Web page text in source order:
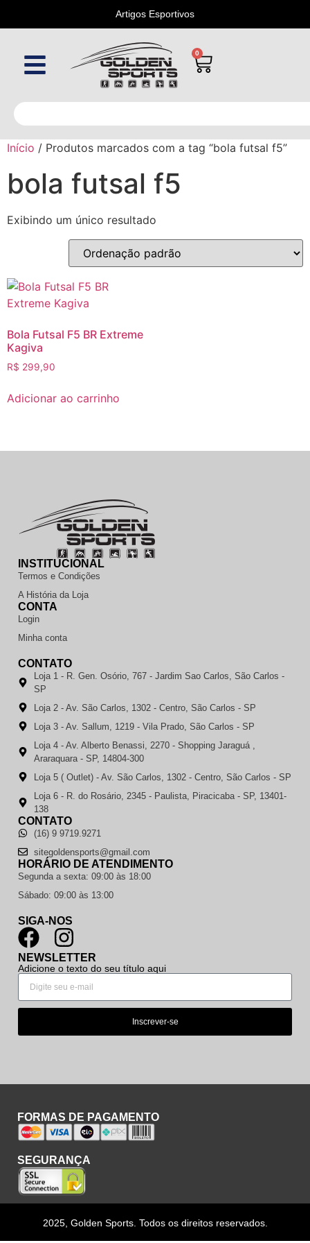
Artigos Esportivos
0
Início / Produtos marcados com a tag “bola futsal f5”
bola futsal f5
Exibindo um único resultado
Bola Futsal F5 BR Extreme
Kagiva
R$ 299,90
Adicionar ao carrinho
INSTITUCIONAL
Termos e Condições
A História da Loja
CONTA
Login
Minha conta
CONTATO
Loja 1 - R. Gen. Osório, 767 - Jardim Sao Carlos, São Carlos -
SP
Loja 2 - Av. São Carlos, 1302 - Centro, São Carlos - SP
Loja 3 - Av. Sallum, 1219 - Vila Prado, São Carlos - SP
Loja 4 - Av. Alberto Benassi, 2270 - Shopping Jaraguá ,
Araraquara - SP, 14804-300
Loja 5 ( Outlet) - Av. São Carlos, 1302 - Centro, São Carlos - SP
Loja 6 - R. do Rosário, 2345 - Paulista, Piracicaba - SP, 13401-
138
CONTATO
(16) 9 9719.9271
sitegoldensports@gmail.com
HORÁRIO DE ATENDIMENTO
Segunda a sexta: 09:00 às 18:00
Sábado: 09:00 às 13:00
SIGA-NOS
NEWSLETTER
Adicione o texto do seu título aqui
Inscrever-se
FORMAS DE PAGAMENTO
SEGURANÇA
2025, Golden Sports. Todos os direitos reservados.